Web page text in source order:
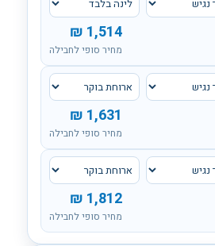
1,514
₪
מחיר סופי לחבילה
1,631
₪
מחיר סופי לחבילה
1,812
₪
מחיר סופי לחבילה